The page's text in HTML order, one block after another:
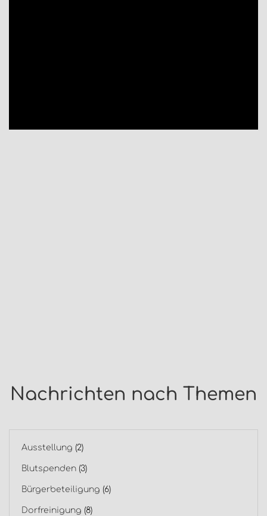
Nachrichten nach Themen
Ausstellung (2)
Blutspenden (3)
Bürgerbeteiligung (6)
Dorfreinigung (8)